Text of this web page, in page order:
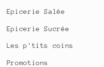
Epicerie Salée
Epicerie Sucrée
Les p'tits coins
Promotions